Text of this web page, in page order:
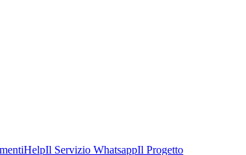
HelpIl Servizio WhatsappIl Progetto